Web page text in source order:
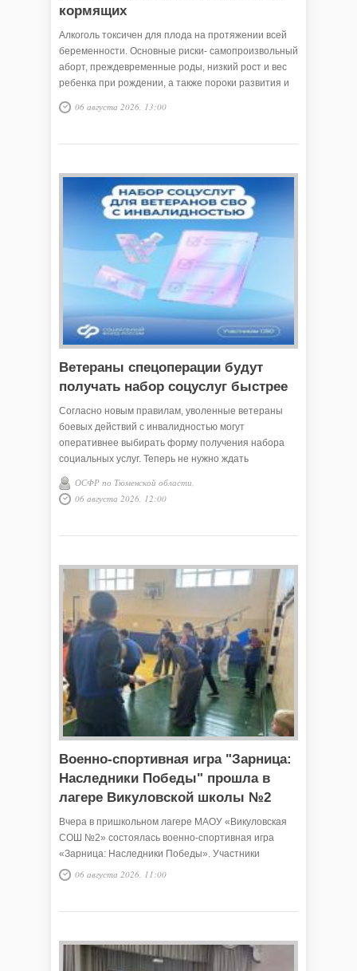
кормящих
Алкоголь токсичен для плода на протяжении всей
беременности. Основные риски- самопроизвольный
аборт, преждевременные роды, низкий рост и вес
ребенка при рождении, а также пороки развития и
нарушения нервной системы.
06 августа 2026, 13:00
Ветераны спецоперации будут
получать набор соцуслуг быстрее
Согласно новым правилам, уволенные ветераны
боевых действий с инвалидностью могут
оперативнее выбирать форму получения набора
социальных услуг. Теперь не нужно ждать
окончания года, чтобы заменить денежную
компенсацию на рецептурные лекарства,
санаторное лечение и бесплатный проезд на
ОСФР по Тюменской области,
06 августа 2026, 12:00
Военно-спортивная игра "Зарница:
Наследники Победы" прошла в
лагере Викуловской школы №2
Вчера в пришкольном лагере МАОУ «Викуловская
СОШ №2» состоялась военно-спортивная игра
«Зарница: Наследники Победы». Участники
разделились на три отряда — «Красных», «Синих»
06 августа 2026, 11:00